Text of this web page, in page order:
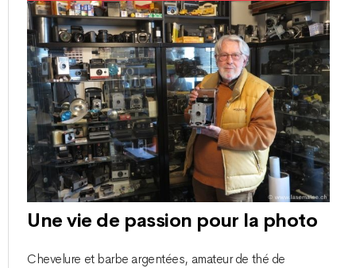
Une vie de passion pour la photo
Chevelure et barbe argentées, amateur de thé de